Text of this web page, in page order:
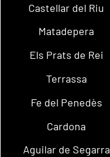
Castellar del Riu
Matadepera
Els Prats de Rei
Terrassa
Fe del Penedès
Cardona
Aguilar de Segarra